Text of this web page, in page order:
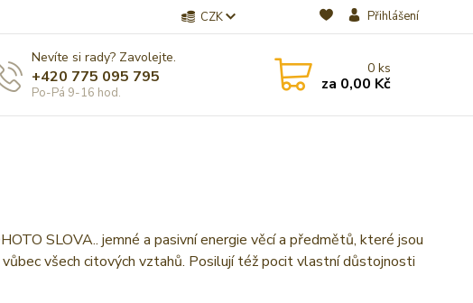
CZK Přihlášení
Nevíte si rady? Zavolejte.
+420 775 095 795
Po-Pá 9-16 hod.
0ks
za 0,00 Kč
SLOVA.. jemné a pasivní energie věcí a předmětů, které jsou
všech citových vztahů. Posilují též pocit vlastní důstojnosti